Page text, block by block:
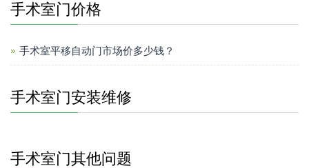
手术室门价格
手术室平移自动门市场价多少钱？
手术室门安装维修
手术室门其他问题